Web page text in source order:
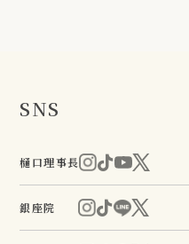
SNS
樋口理事長
銀座院